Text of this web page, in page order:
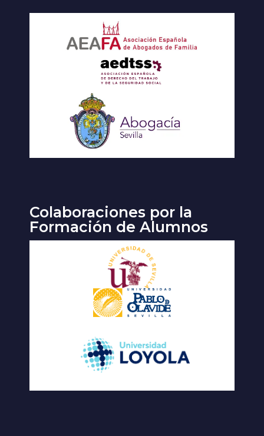
Colaboraciones por la
Formación de Alumnos